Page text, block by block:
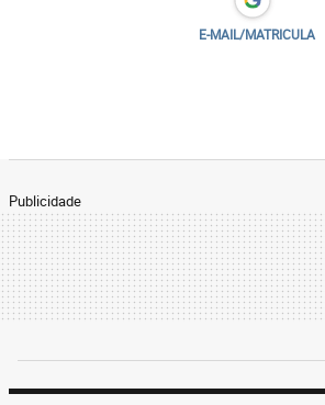
E-MAIL/MATRICULA
Publicidade